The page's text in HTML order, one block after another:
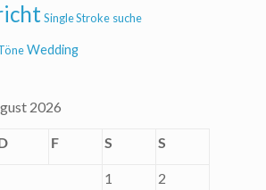
Single Stroke suche
Wedding
2026
F S S
1 2